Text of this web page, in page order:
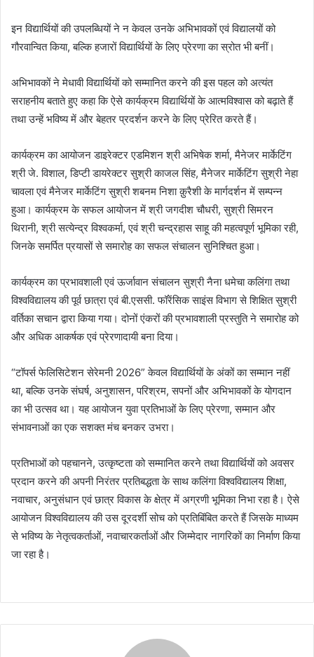
इन विद्यार्थियों की उपलब्धियों ने न केवल उनके अभिभावकों एवं विद्यालयों को
गौरवान्वित किया, बल्कि हजारों विद्यार्थियों के लिए प्रेरणा का स्रोत भी बनीं।
अभिभावकों ने मेधावी विद्यार्थियों को सम्मानित करने की इस पहल को अत्यंत
सराहनीय बताते हुए कहा कि ऐसे कार्यक्रम विद्यार्थियों के आत्मविश्वास को बढ़ाते हैं
तथा उन्हें भविष्य में और बेहतर प्रदर्शन करने के लिए प्रेरित करते हैं।
कार्यक्रम का आयोजन डाइरेक्टर एडमिशन श्री अभिषेक शर्मा, मैनेजर मार्केटिंग
श्री जे. विशाल, डिप्टी डायरेक्टर सुश्री काजल सिंह, मैनेजर मार्केटिंग सुश्री नेहा
चावला एवं मैनेजर मार्केटिंग सुश्री शबनम निशा क़ुरैशी के मार्गदर्शन में सम्पन्न
हुआ। कार्यक्रम के सफल आयोजन में श्री जगदीश चौधरी, सुश्री सिमरन
थिरानी, श्री सत्येन्द्र विश्वकर्मा, एवं श्री चन्द्रहास साहू की महत्वपूर्ण भूमिका रही,
जिनके समर्पित प्रयासों से समारोह का सफल संचालन सुनिश्चित हुआ।
कार्यक्रम का प्रभावशाली एवं ऊर्जावान संचालन सुश्री नैना धमेचा कलिंगा तथा
विश्वविद्यालय की पूर्व छात्रा एवं बी.एससी. फॉरेंसिक साइंस विभाग से शिक्षित सुश्री
वर्तिका सचान द्वारा किया गया। दोनों एंकरों की प्रभावशाली प्रस्तुति ने समारोह को
और अधिक आकर्षक एवं प्रेरणादायी बना दिया।
“टॉपर्स फेलिसिटेशन सेरेमनी 2026” केवल विद्यार्थियों के अंकों का सम्मान नहीं
था, बल्कि उनके संघर्ष, अनुशासन, परिश्रम, सपनों और अभिभावकों के योगदान
का भी उत्सव था। यह आयोजन युवा प्रतिभाओं के लिए प्रेरणा, सम्मान और
संभावनाओं का एक सशक्त मंच बनकर उभरा।
प्रतिभाओं को पहचानने, उत्कृष्टता को सम्मानित करने तथा विद्यार्थियों को अवसर
प्रदान करने की अपनी निरंतर प्रतिबद्धता के साथ कलिंगा विश्वविद्यालय शिक्षा,
नवाचार, अनुसंधान एवं छात्र विकास के क्षेत्र में अग्रणी भूमिका निभा रहा है। ऐसे
आयोजन विश्वविद्यालय की उस दूरदर्शी सोच को प्रतिबिंबित करते हैं जिसके माध्यम
से भविष्य के नेतृत्वकर्ताओं, नवाचारकर्ताओं और जिम्मेदार नागरिकों का निर्माण किया
जा रहा है।